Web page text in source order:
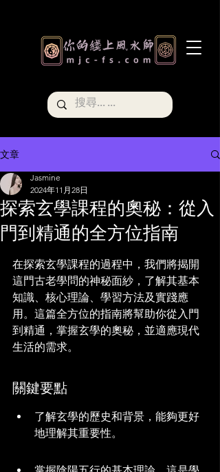
文章
探索玄學課程的奧秘：從入
門到精通的全方位指南
Jasmine
2024年11月28日
在探索玄學課程的過程中，我們將揭開
這門古老學問的神秘面紗，了解其基本
知識、核心理論、學習方法及實踐應
用。這篇全方位的指南將幫助你從入門
到精通，掌握玄學的奧秘，並適應現代
生活的需求。
關鍵要點
了解玄學的歷史和背景，能夠更好
地理解其重要性。